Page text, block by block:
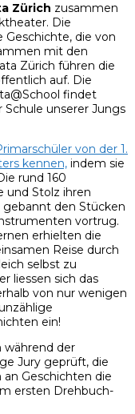
Zürich zusammen
Die
Geschichte, die von
mit den
Zürich führen die
auf. Die
findet
unserer Jungs
von der 1.
kennen, indem sie
rund 160
und Stolz ihren
gebannt den Stücken
vortrug.
erhielten die
Reise durch
selbst zu
liessen sich das
von nur wenigen
ein!
während der
Jury geprüft, die
Geschichten die
ersten Drehbuch-